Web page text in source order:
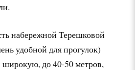
набережной Терешковой
удобной для прогулок)
широкую, до 40-50 метров,